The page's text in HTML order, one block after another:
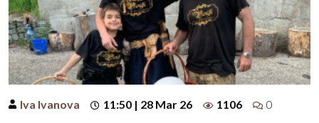
Iva Ivanova 11:50 | 28 Mar 26 1106 0